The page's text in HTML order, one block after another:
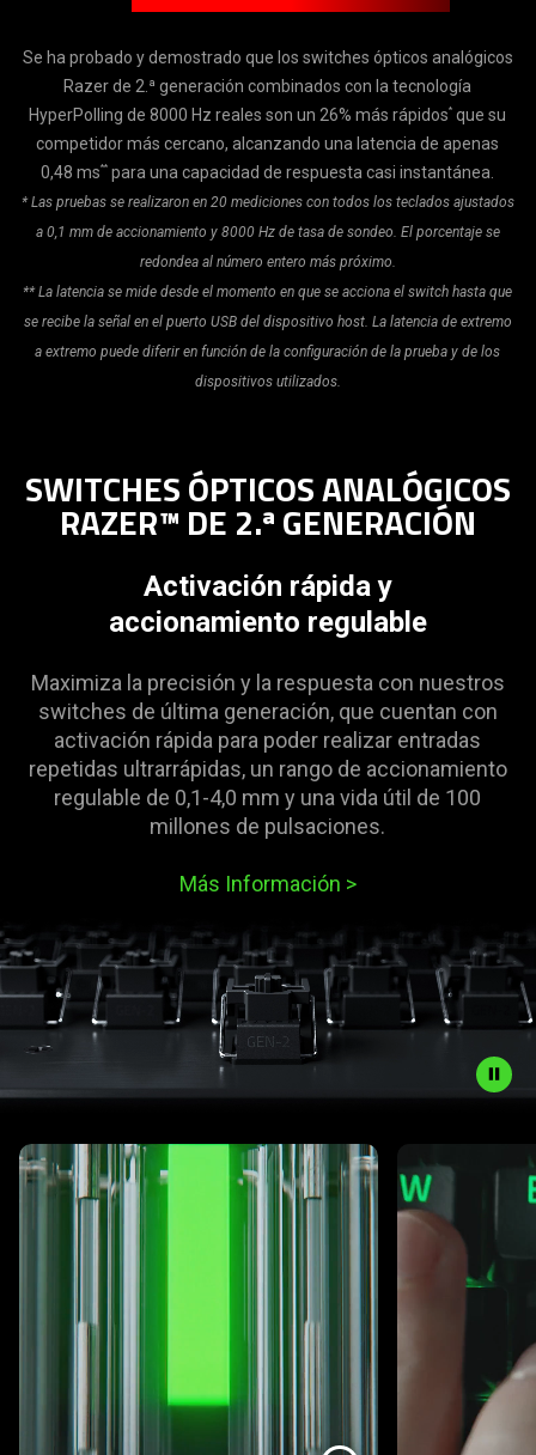
Se ha probado y demostrado que los switches ópticos analógicos
Razer de 2.ª generación combinados con la tecnología
HyperPolling de 8000 Hz reales son un 26% más rápidos* que su
competidor más cercano, alcanzando una latencia de apenas
0,48 ms** para una capacidad de respuesta casi instantánea.
* Las pruebas se realizaron en 20 mediciones con todos los teclados ajustados
a 0,1 mm de accionamiento y 8000 Hz de tasa de sondeo. El porcentaje se
redondea al número entero más próximo.
** La latencia se mide desde el momento en que se acciona el switch hasta que
se recibe la señal en el puerto USB del dispositivo host. La latencia de extremo
a extremo puede diferir en función de la configuración de la prueba y de los
dispositivos utilizados.
SWITCHES ÓPTICOS ANALÓGICOS
RAZER™ DE 2.ª GENERACIÓN
Activación rápida y
accionamiento regulable
Maximiza la precisión y la respuesta con nuestros
switches de última generación, que cuentan con
activación rápida para poder realizar entradas
repetidas ultrarrápidas, un rango de accionamiento
regulable de 0,1-4,0 mm y una vida útil de 100
millones de pulsaciones.
Más Información >
not
needed:
This is a carousel with highlighted items. Use the Previous and